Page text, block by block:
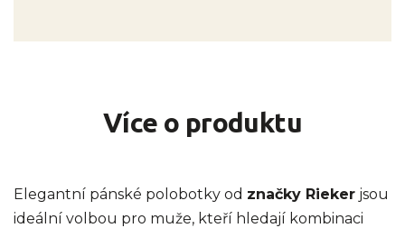
Více o produktu
Elegantní pánské polobotky od značky Rieker jsou
ideální volbou pro muže, kteří hledají kombinaci